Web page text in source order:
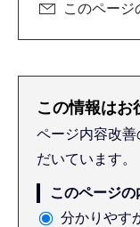
このページ
この情報はお
ページ内容改
だいています。
このページ
分かりやす